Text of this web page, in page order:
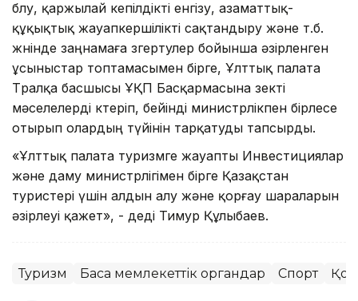
бөлу, қаржылай кепілдікті енгізу, азаматтық-
құқықтық жауапкершілікті сақтандыру және т.б.
жөнінде заңнамаға өзгертулер бойынша әзірленген
ұсыныстар топтамасымен бірге, Ұлттық палата
Төралқа басшысы ҰҚП Басқармасына өзекті
мәселелерді көтеріп, бейінді министрлікпен бірлесе
отырып олардың түйінін тарқатуды тапсырды.
«Ұлттық палата туризмге жауапты Инвестициялар
және даму министрлігімен бірге Қазақстан
туристері үшін алдын алу және қорғау шараларын
әзірлеуі қажет», - деді Тимур Құлыбаев.
Туризм Басқа мемлекеттік органдар Спорт